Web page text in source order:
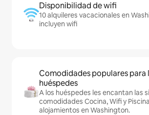
Disponibilidad de wifi
10 alquileres vacacionales en
incluyen wifi
Comodidades populares para
huéspedes
A los huéspedes les encantan las
comodidades Cocina, Wifi y
alojamientos en Washington.